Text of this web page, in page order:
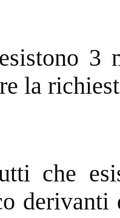
3
la
che